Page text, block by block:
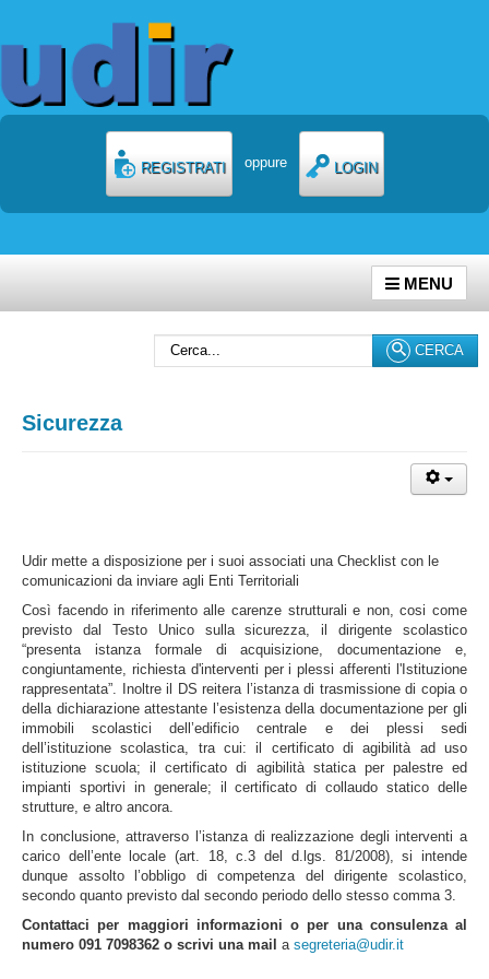
REGISTRATI oppure LOGIN
MENU
CERCA
Sicurezza
Udir mette a disposizione per i suoi associati una Checklist con le
comunicazioni da inviare agli Enti Territoriali
Così facendo in riferimento alle carenze strutturali e non, cosi come
previsto dal Testo Unico sulla sicurezza, il dirigente scolastico
“presenta istanza formale di acquisizione, documentazione e,
congiuntamente, richiesta d'interventi per i plessi afferenti l'Istituzione
rappresentata”. Inoltre il DS reitera l’istanza di trasmissione di copia o
della dichiarazione attestante l’esistenza della documentazione per gli
immobili scolastici dell’edificio centrale e dei plessi sedi
dell’istituzione scolastica, tra cui: il certificato di agibilità ad uso
istituzione scuola; il certificato di agibilità statica per palestre ed
impianti sportivi in generale; il certificato di collaudo statico delle
strutture, e altro ancora.
In conclusione, attraverso l’istanza di realizzazione degli interventi a
carico dell’ente locale (art. 18, c.3 del d.lgs. 81/2008), si intende
dunque assolto l’obbligo di competenza del dirigente scolastico,
secondo quanto previsto dal secondo periodo dello stesso comma 3.
Contattaci per maggiori informazioni o per una consulenza al
numero 091 7098362 o scrivi una mail a segreteria@udir.it